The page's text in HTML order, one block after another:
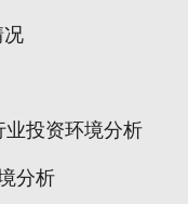
况
业投资环境分析
分析